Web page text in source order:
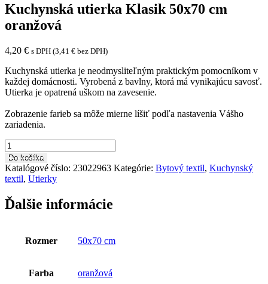
Kuchynská utierka Klasik 50x70 cm
oranžová
4,20 € s DPH (3,41 € bez DPH)
Kuchynská utierka je neodmysliteľným praktickým pomocníkom v
každej domácnosti. Vyrobená z bavlny, ktorá má vynikajúcu savosť.
Utierka je opatrená uškom na zavesenie.
Zobrazenie farieb sa môže mierne líšiť podľa nastavenia Vášho
zariadenia.
množstvo
Kuchynská
utierka
Klasik
cm
oranžová
Do košíka
Katalógové číslo: 23022963 Kategórie: Bytový textil, Kuchynský
textil, Utierky
Ďalšie informácie
Rozmer 50x70 cm
Farba oranžová